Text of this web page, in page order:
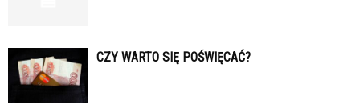
CZY WARTO SIĘ POŚWIĘCAĆ?